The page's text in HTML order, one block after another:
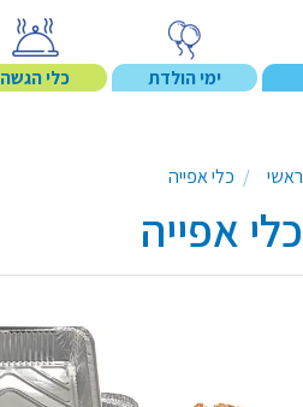
ימי הולדת כלי הגשה
ראשי כלי אפייה
כלי אפייה